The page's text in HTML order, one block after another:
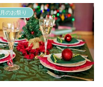
のお祭り